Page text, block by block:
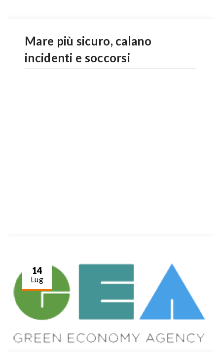
Mare più sicuro, calano
incidenti e soccorsi
14
Lug